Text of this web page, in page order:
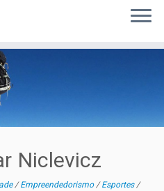
Niclevicz
/Empreendedorismo/Esportes/